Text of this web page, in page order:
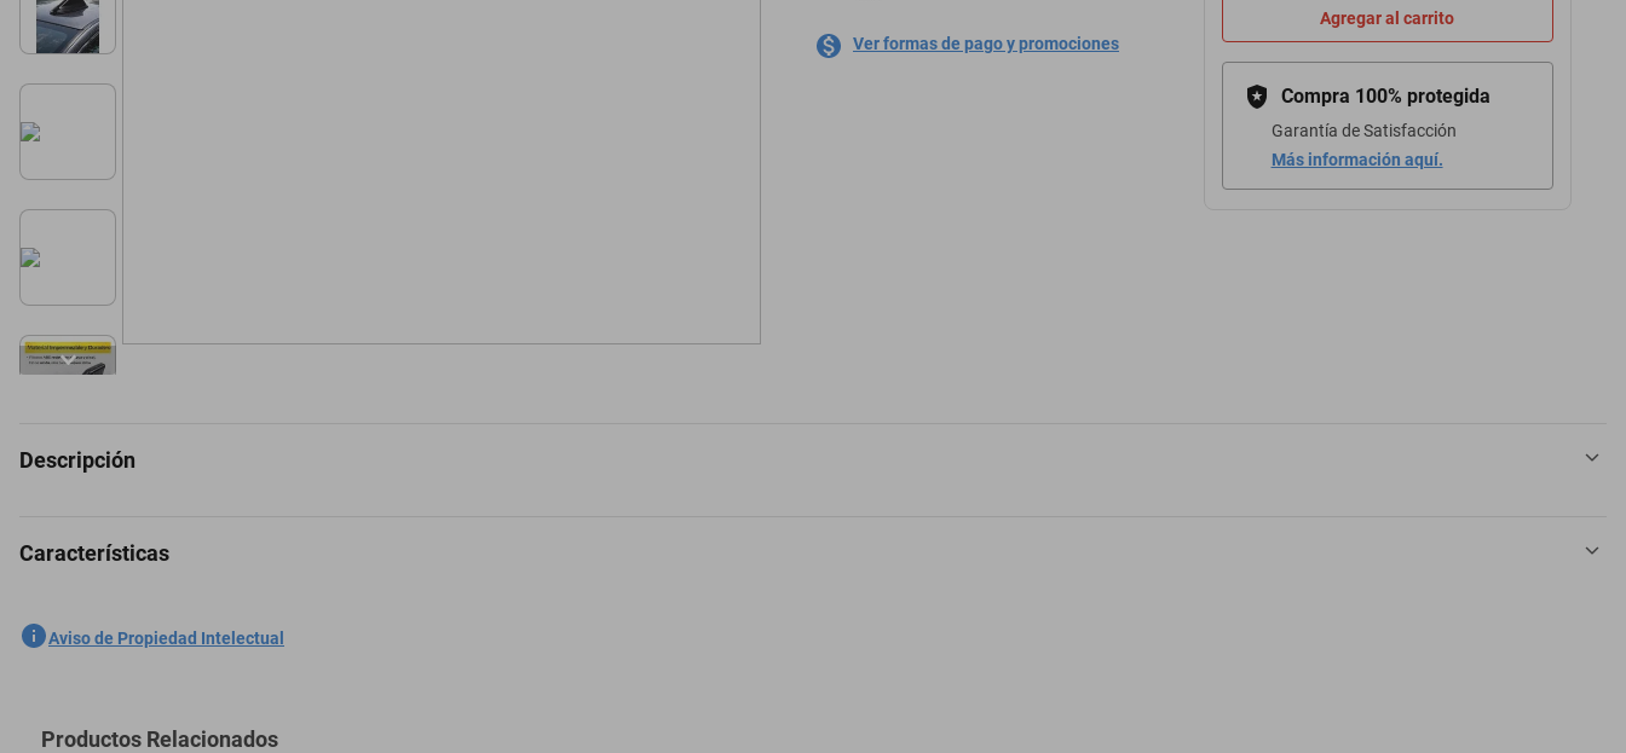
Ver formas de pago y promociones
Agregar al carrito
Compra 100% protegida
Garantía de Satisfacción
Más información aquí.
Descripción
Antena Tiburón Fm/am Estéreo Nissan Tsubame 1993-2004(Rojo)
Características
SKU
Modelo
Aviso de Propiedad Intelectual
Productos Relacionados